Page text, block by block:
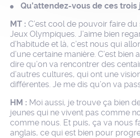
Qu’attendez-vous de ces trois
MT : C’est cool de pouvoir faire
Jeux Olympiques. J’aime bien
d’habitude et là, c’est nous qui
d’une certaine manière. C’est bien
dire qu’on va rencontrer des
d’autres cultures, qui ont une
différentes. Je me dis qu’on va
HM : Moi aussi, je trouve ça bien
jeunes qui ne vivent pas comme
comme nous. Et puis, ça va nous
anglais, ce qui est bien pour